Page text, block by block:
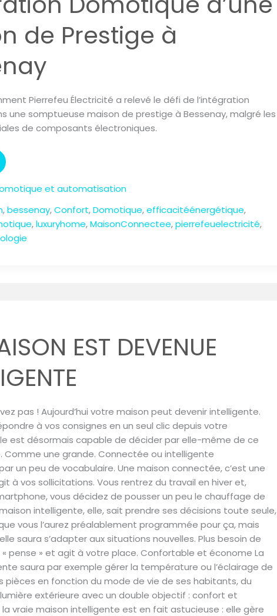
de Prestige à
Pierrefeu Électricité a relevé le défi de l’intégration
une somptueuse maison de prestige à Bessenay, malgré les
de composants électroniques.
et automatisation
,bessenay,Confort,Domotique,efficacitéénergétique,
,luxuryhome,MaisonConnectee,pierrefeuelectricité,
EST DEVENUE
pas ! Aujourd’hui votre maison peut devenir intelligente.
à vos consignes en un seul clic depuis votre
est désormais capable de décider par elle-même de ce
Comme une grande. Connectée ou intelligente
un peu de vocabulaire. Une maison connectée, c’est une
à vos sollicitations. Vous rentrez du travail en hiver et,
vous décidez de pousser un peu le chauffage de
intelligente, elle, sait prendre ses décisions toute seule,
vous l’aurez préalablement programmée pour ça, mais
saura s’adapter aux situations nouvelles. Plus besoin de
« pense » et agit à votre place. Confortable et économe La
saura par exemple gérer la température ou l’éclairage de
pièces en fonction du mode de vie de ses habitants, du
extérieure avec un double objectif : confort et
la vraie maison intelligente est en fait astucieuse : elle gère